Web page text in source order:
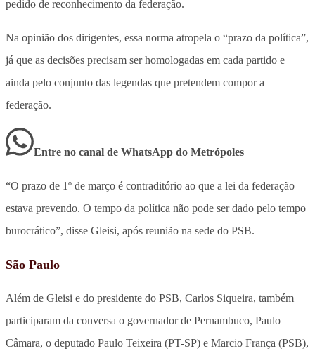
pedido de reconhecimento da federação.
Na opinião dos dirigentes, essa norma atropela o “prazo da política”,
já que as decisões precisam ser homologadas em cada partido e
ainda pelo conjunto das legendas que pretendem compor a
federação.
Entre no canal de WhatsApp do Metrópoles
“O prazo de 1º de março é contraditório ao que a lei da federação
estava prevendo. O tempo da política não pode ser dado pelo tempo
burocrático”, disse Gleisi, após reunião na sede do PSB.
São Paulo
Além de Gleisi e do presidente do PSB, Carlos Siqueira, também
participaram da conversa o governador de Pernambuco, Paulo
Câmara, o deputado Paulo Teixeira (PT-SP) e Marcio França (PSB),